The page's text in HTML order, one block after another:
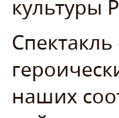
культуры
наших